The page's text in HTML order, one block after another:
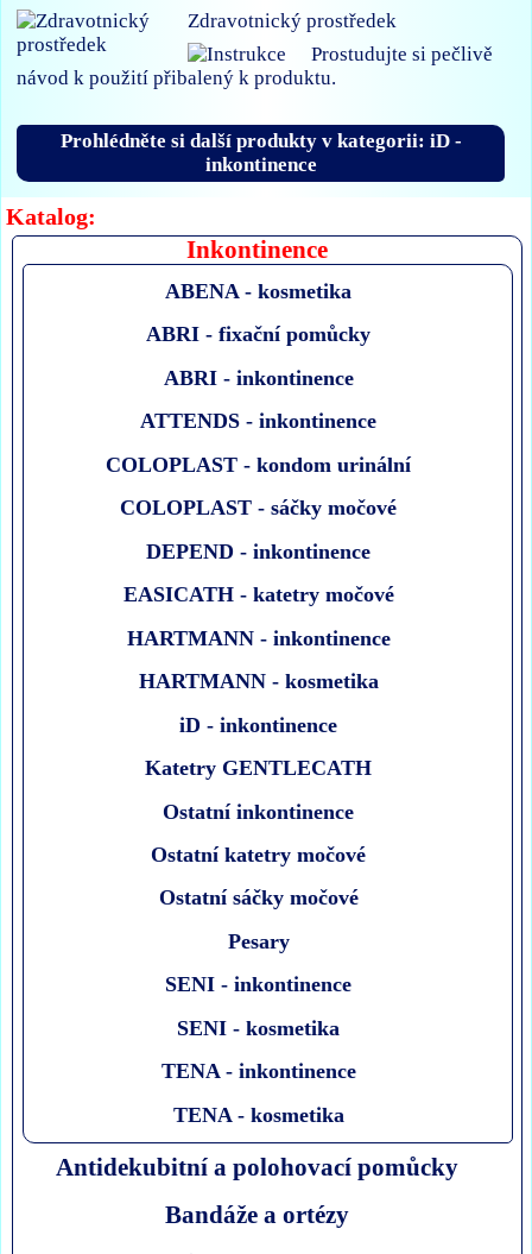
Katalog:
Inkontinence
ABENA - kosmetika
ABRI - fixační pomůcky
ABRI - inkontinence
ATTENDS - inkontinence
COLOPLAST - kondom urinální
COLOPLAST - sáčky močové
DEPEND - inkontinence
EASICATH - katetry močové
HARTMANN - inkontinence
HARTMANN - kosmetika
iD - inkontinence
Katetry GENTLECATH
Ostatní inkontinence
Ostatní katetry močové
Ostatní sáčky močové
Pesary
SENI - inkontinence
SENI - kosmetika
TENA - inkontinence
TENA - kosmetika
Antidekubitní a polohovací pomůcky
Bandáže a ortézy
Zdravotnický prostředek
Prostudujte si pečlivě
návod k použití přibalený k produktu.
Prohlédněte si další produkty v kategorii: iD -
inkontinence